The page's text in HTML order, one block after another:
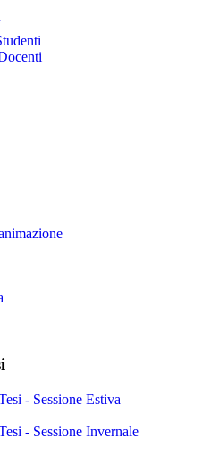
- Sessione Estiva
- Sessione Invernale